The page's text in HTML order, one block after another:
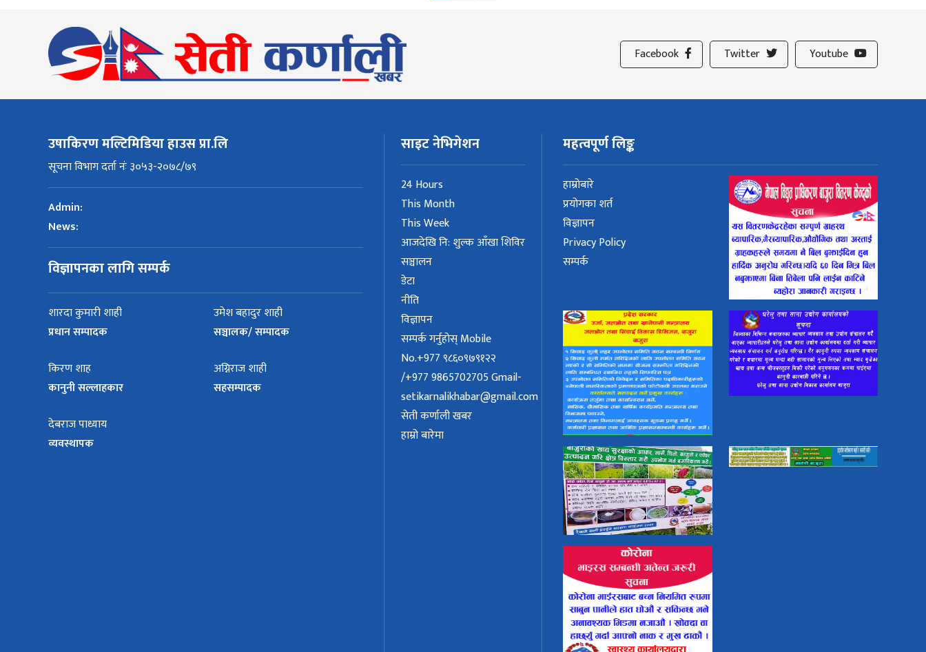
Facebook Twitter Youtube
उषाकिरण मल्टिमिडिया हाउस प्रा.लि
सूचना विभाग दर्ता नंः ३०५३-२०७८/७९
Admin:
News:
विज्ञापनका लागि सम्पर्क
शारदा कुमारी शाही
प्रधान सम्पादक
उमेश बहादुर शाही
सञ्चालक/ सम्पादक
किरण शाह
कानुनी सल्लाहकार
अग्निराज शाही
सहसम्पादक
देबराज पाध्याय
व्यवस्थापक
साइट नेभिगेशन
24 Hours
This Month
This Week
आजदेखि नि: शुल्क आँखा शिविर
सञ्चालन
डेटा
नीति
विज्ञापन
सम्पर्क गर्नुहोस् Mobile
No.+977 ९८६०९७९१२२
/+977 9865702705Gmail-
setikarnalikhabar@gmail.com
सेती कर्णाली खबर
हाम्रो बारेमा
महत्वपूर्ण लिङ्क
हाम्रोबारे
प्रयोगका शर्त
विज्ञापन
Privacy Policy
सम्पर्क